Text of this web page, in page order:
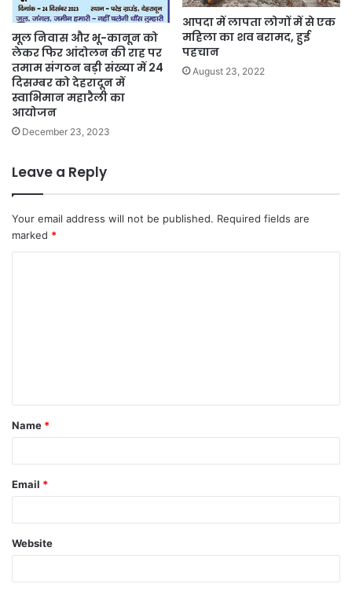
मूल निवास और भू-कानून को
लेकर फिर आंदोलन की राह पर
तमाम संगठन बड़ी संख्या में 24
दिसम्बर को देहरादून में
स्वाभिमान महारैली का
आयोजन
December 23, 2023
आपदा में लापता लोगों में से एक
महिला का शव बरामद, हुई
पहचान
August 23, 2022
Leave a Reply
Your email address will not be published. Required fields are
marked *
t
*
Name *
Email *
Website